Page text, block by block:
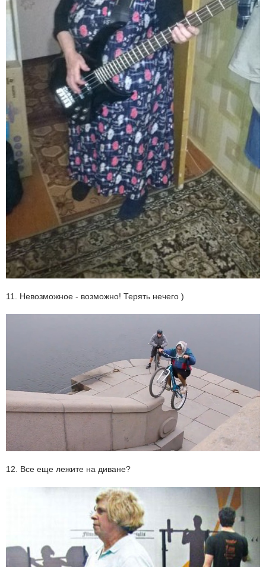
11. Невозможное - возможно! Терять нечего )
12. Все еще лежите на диване?